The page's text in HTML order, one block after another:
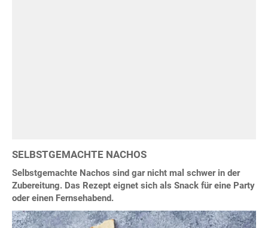
SELBSTGEMACHTE NACHOS
Selbstgemachte Nachos sind gar nicht mal schwer in der
Zubereitung. Das Rezept eignet sich als Snack für eine Party
oder einen Fernsehabend.